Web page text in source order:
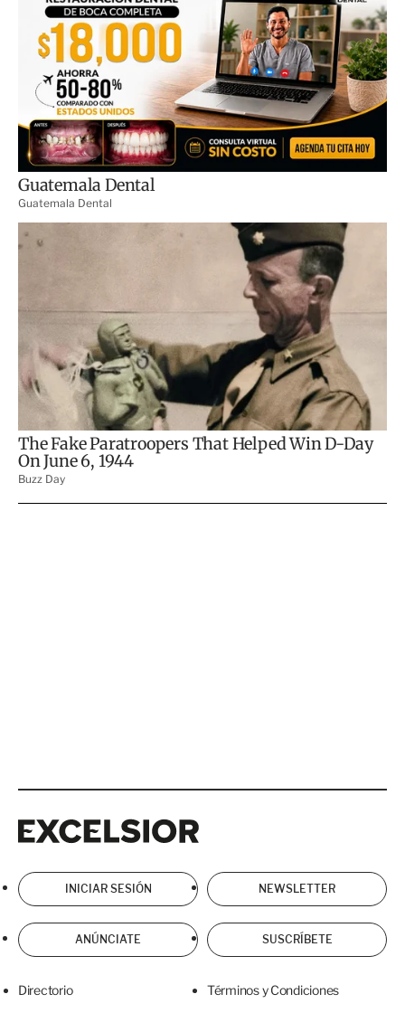
INICIAR SESIÓN NEWSLETTER
ANÚNCIATE SUSCRÍBETE
Directorio Términos y Condiciones